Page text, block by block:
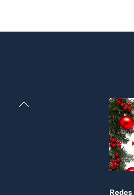
Back